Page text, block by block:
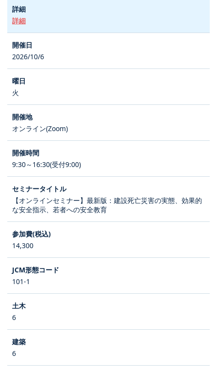
詳細
2026/10/6
火
オンライン(Zoom)
9:30～16:30(受付9:00)
【オンラインセミナー】最新版：建設死亡災害の実態、効果的
な安全指示、若者への安全教育
14,300
101-1
6
6